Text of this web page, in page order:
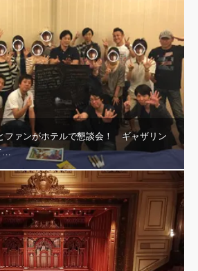
ファンがホテルで懇談会！ ギャザリン
…